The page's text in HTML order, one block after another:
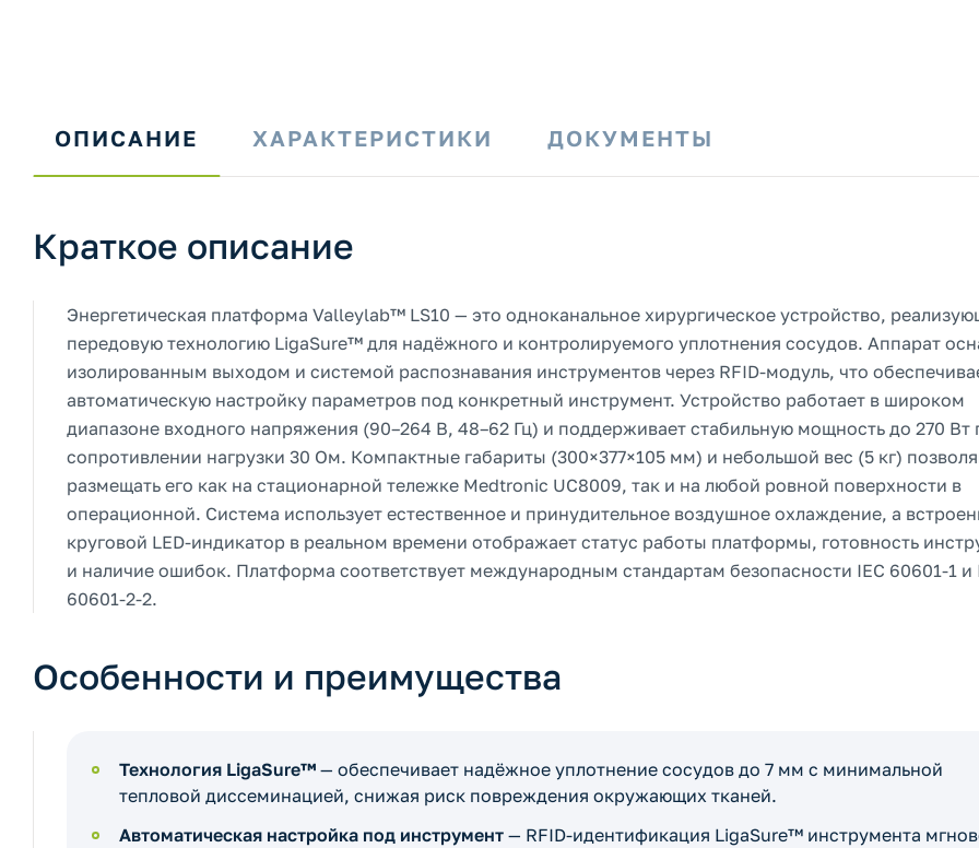
ОПИСАНИЕ ХАРАКТЕРИСТИКИ ДОКУМЕНТЫ
Краткое описание
Энергетическая платформа Valleylab™ LS10 — это одноканальное хирургическое устройство,
передовую технологию LigaSure™ для надёжного и контролируемого уплотнения сосудов. Аппарат
изолированным выходом и системой распознавания инструментов через RFID-модуль, что
автоматическую настройку параметров под конкретный инструмент. Устройство работает в широком
диапазоне входного напряжения (90–264 В, 48–62 Гц) и поддерживает стабильную мощность до 270 Вт
сопротивлении нагрузки 30 Ом. Компактные габариты (300×377×105 мм) и небольшой вес (5 кг)
размещать его как на стационарной тележке Medtronic UC8009, так и на любой ровной поверхности в
операционной. Система использует естественное и принудительное воздушное охлаждение, а
круговой LED-индикатор в реальном времени отображает статус работы платформы, готовность
и наличие ошибок. Платформа соответствует международным стандартам безопасности IEC 60601-1 и
60601-2-2.
Особенности и преимущества
Технология LigaSure™ — обеспечивает надёжное уплотнение сосудов до 7 мм с минимальной
тепловой диссеминацией, снижая риск повреждения окружающих тканей.
Автоматическая настройка под инструмент — RFID-идентификация LigaSure™ инструмента